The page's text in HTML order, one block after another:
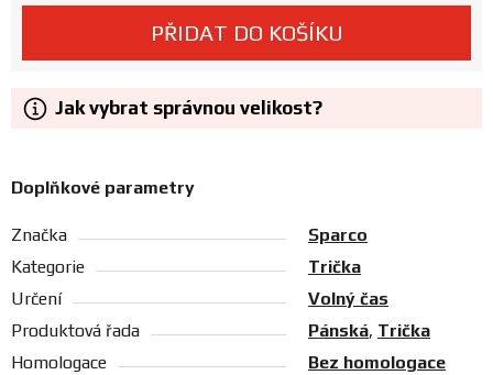
PŘIDAT DO KOŠÍKU
Jak vybrat správnou velikost?
Doplňkové parametry
Značka
Sparco
Kategorie
Trička
Určení
Volný čas
Produktová řada
Pánská, Trička
Homologace
Bez homologace